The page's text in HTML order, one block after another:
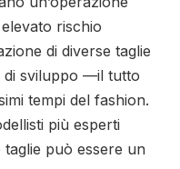
rischio
di diverse taglie
di sviluppo —il tutto
tempi del fashion.
più esperti
può essere un